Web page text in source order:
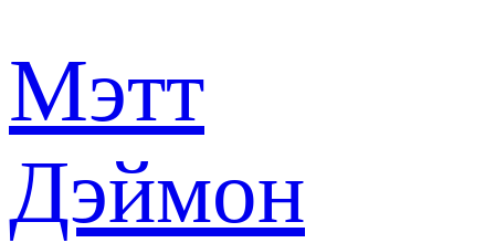
Мэтт
Дэймон